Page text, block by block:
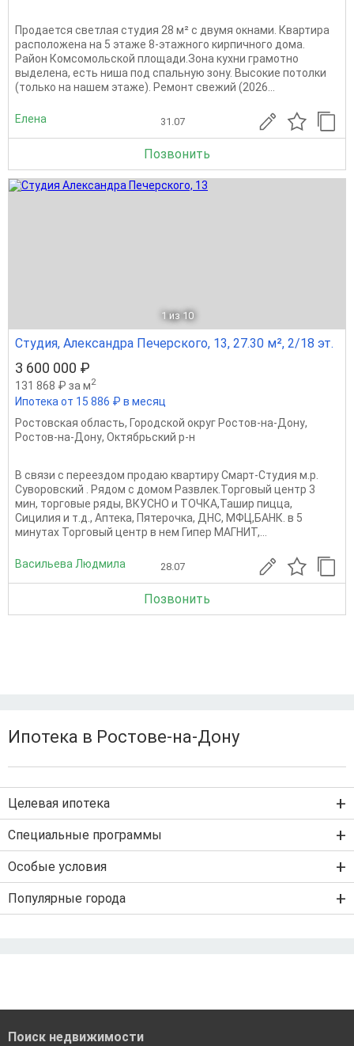
Продается светлая студия 28 м² с двумя окнами. Квартира
расположена на 5 этаже 8-этажного кирпичного дома.
Район Комсомольской площади.Зона кухни грамотно
выделена, есть ниша под спальную зону. Высокие потолки
(только на нашем этаже). Ремонт свежий (2026...
Елена 31.07
Позвонить
1 из 10
Студия, Александра Печерского, 13, 27.30 м², 2/18 эт.
3 600 000 ₽
131 868 ₽ за м2
Ипотека от 15 886 ₽ в месяц
Ростовская область, Городской округ Ростов-на-Дону,
Ростов-на-Дону, Октябрьский р-н
В связи с переездом продаю квартиру Смарт-Студия м.р.
Суворовский . Рядом с домом Развлек.Торговый центр 3
мин, торговые ряды, ВКУСНО и ТОЧКА,Ташир пицца,
Сицилия и т.д., Аптека, Пятерочка, ДНС, МФЦ,БАНК. в 5
минутах Торговый центр в нем Гипер МАГНИТ,...
Васильева Людмила 28.07
Позвонить
Ипотека в Ростове-на-Дону
Целевая ипотека
Ипотека на вторичку
Ипотека на строительство дома
IT-ипотека
Специальные программы
Военная ипотека
Рефинансирование ипотеки
Особые условия
Ипотека без первого взноса
Популярные города
Поиск недвижимости